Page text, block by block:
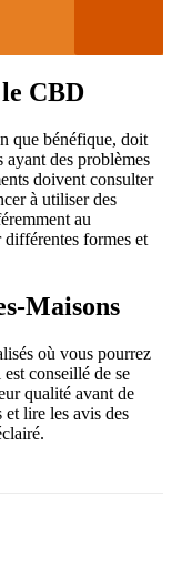
CBD
que bénéfique, doit
ayant des problèmes
doivent consulter
à utiliser des
au
différentes formes et
Maisons
où vous pourrez
conseillé de se
qualité avant de
lire les avis des